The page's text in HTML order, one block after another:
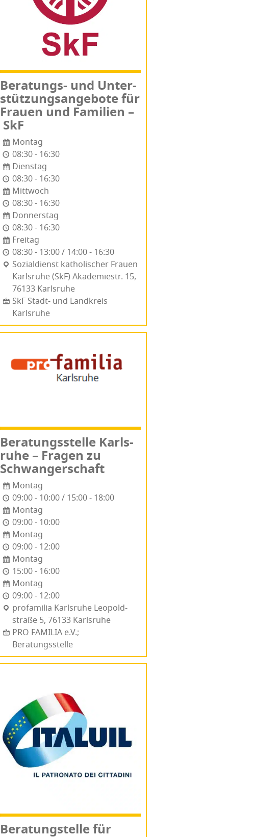
Bera­tungs- und Unter­
stüt­zungs­an­ge­bo­te für
Frau­en und Fami­li­en –
SkF
Montag
08:30 - 16:30
Dienstag
08:30 - 16:30
Mittwoch
08:30 - 16:30
Donnerstag
08:30 - 16:30
Freitag
08:30 - 13:00 / 14:00 - 16:30
Sozi­al­dienst katho­li­scher Frau­en
Karls­ru­he (SkF) Aka­de­mie­str. 15,
76133 Karls­ru­he
SkF Stadt- und Landkreis
Karlsruhe
Bera­tungs­stel­le Karls­
ru­he – Fra­gen zu
Schwangerschaft
Montag
09:00 - 10:00 / 15:00 - 18:00
Montag
09:00 - 10:00
Montag
09:00 - 12:00
Montag
15:00 - 16:00
Montag
09:00 - 12:00
pro­fa­mi­lia Karlsruhe Leo­pold­
stra­ße 5, 76133 Karls­ru­he
PRO FAMILIA e.V.;
Beratungsstelle
Bera­tung­s­tel­le für